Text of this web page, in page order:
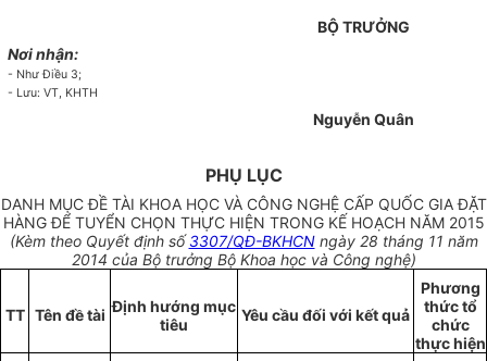
Nơi nhận:
- Như Điều 3;
- Lưu: VT, KHTH
BỘ TRƯỞNG
Nguyễn Quân
PHỤ LỤC
DANH MỤC ĐỀ TÀI KHOA HỌC VÀ CÔNG NGHỆ CẤP QUỐC GIA ĐẶT
HÀNG ĐỂ TUYỂN CHỌN THỰC HIỆN TRONG KẾ HOẠCH NĂM 2015
(Kèm theo Quyết định số3307/QĐ-BKHCNngày 28 tháng 11 năm
2014 của Bộ trưởng Bộ Khoa học và Công nghệ)
TT Tên đề tài Định hướng mục
tiêu
Yêu cầu đối với kết quả
Phương
thức tổ
chức
thực hiện